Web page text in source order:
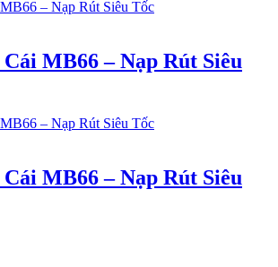
MB66 – Nạp Rút Siêu
MB66 – Nạp Rút Siêu